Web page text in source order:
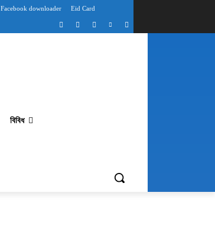
Facebook downloader Eid Card
বিবিধ